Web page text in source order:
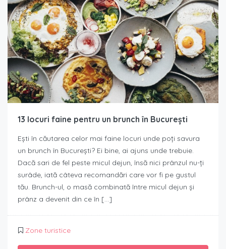
13 locuri faine pentru un brunch în București
Ești în căutarea celor mai faine locuri unde poți savura
un brunch în București? Ei bine, ai ajuns unde trebuie.
Dacă sari de fel peste micul dejun, însă nici prânzul nu-ți
surâde, iată câteva recomandări care vor fi pe gustul
tău. Brunch-ul, o masă combinată între micul dejun și
prânz a devenit din ce în […]
Zone turistice